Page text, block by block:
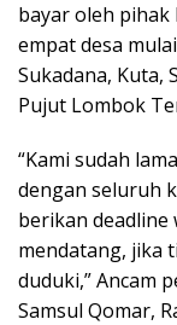
bayar oleh pihak
empat desa
Sukadana, Kuta,
Pujut Lombok
“Kami sudah
dengan seluruh
berikan deadline
mendatang, jika
duduki,” Ancam
Samsul Qomar,